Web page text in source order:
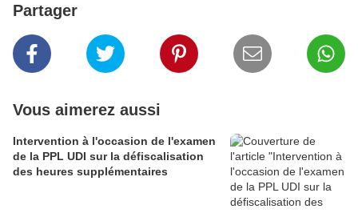
Partager
Vous aimerez aussi
Intervention à l'occasion de l'examen
de la PPL UDI sur la défiscalisation
des heures supplémentaires